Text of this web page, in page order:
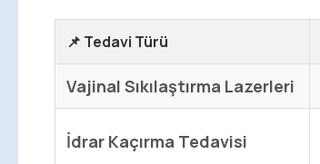
📌 Tedavi Türü
Vajinal Sıkılaştırma Lazerleri
İdrar Kaçırma Tedavisi